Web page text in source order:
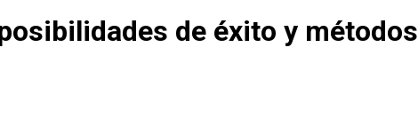
de éxito y métodos